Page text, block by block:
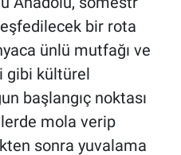
bir rota
ünlü mutfağı ve
gibi kültürel
başlangıç noktası
mola verip
sonra yuvalama